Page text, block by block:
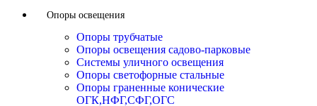
Опоры освещения
Опоры трубчатые
Опоры освещения садово-парковые
Системы уличного освещения
Опоры светофорные стальные
Опоры граненные конические
ОГК,НФГ,СФГ,ОГС